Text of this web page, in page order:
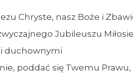
Chryste, nasz Boże i
Jubileuszu
duchownymi
poddać się Twemu